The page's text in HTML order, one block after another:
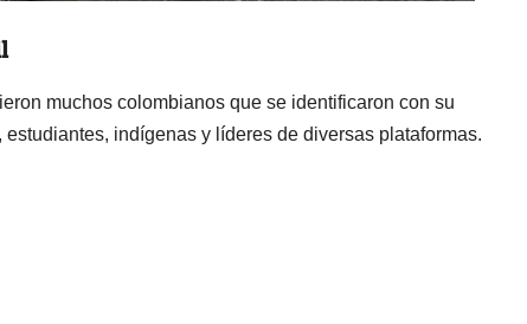
muchos colombianos que se identificaron con su
indígenas y líderes de diversas plataformas.